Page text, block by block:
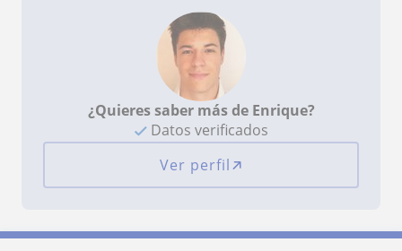
¿Quieres saber más de Enrique?
Datos verificados
Ver perfil